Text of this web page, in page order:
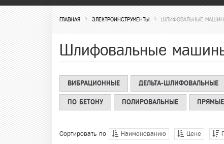
ГЛАВНАЯ ЭЛЕКТРОИНСТРУМЕНТЫ ШЛИФОВАЛЬНЫЕ
Шлифовальные
ВИБРАЦИОННЫЕ ДЕЛЬТА-ШЛИФОВАЛЬНЫЕ
ПО БЕТОНУ ПОЛИРОВАЛЬНЫЕ ПРЯМЫЕ
Сортировать по Наименованию Цене